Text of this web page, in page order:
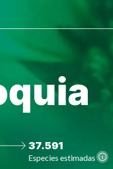
37.591
Especies estimadas